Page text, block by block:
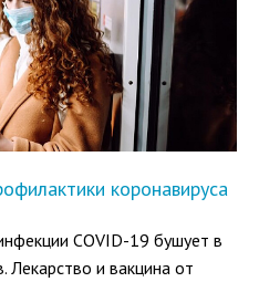
коронавируса
COVID-19 бушует в
Лекарство и вакцина от